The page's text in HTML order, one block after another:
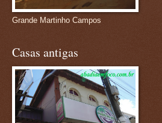
Grande Martinho Campos
Casas antigas